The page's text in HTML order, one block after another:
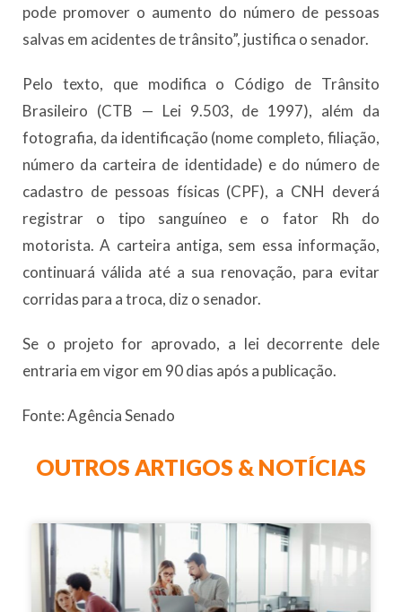
pode promover o aumento do número de pessoas
salvas em acidentes de trânsito”, justifica o senador.
Pelo texto, que modifica o Código de Trânsito
Brasileiro (CTB — Lei 9.503, de 1997), além da
fotografia, da identificação (nome completo, filiação,
número da carteira de identidade) e do número de
cadastro de pessoas físicas (CPF), a CNH deverá
registrar o tipo sanguíneo e o fator Rh do
motorista. A carteira antiga, sem essa informação,
continuará válida até a sua renovação, para evitar
corridas para a troca, diz o senador.
Se o projeto for aprovado, a lei decorrente dele
entraria em vigor em 90 dias após a publicação.
Fonte: Agência Senado
OUTROS ARTIGOS & NOTÍCIAS